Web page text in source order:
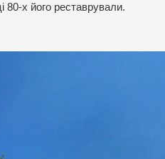
80-х його реставрували.